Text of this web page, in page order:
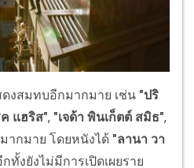
งสมทบอีกมากมาย เช่น "ปริ
แฮริส", "เจด้า พินเก็ตต์ สมิธ",
ากมาย โดยหนังได้ "ลานา วา
ทั้งยังไม่มีการเปิดเผยราย